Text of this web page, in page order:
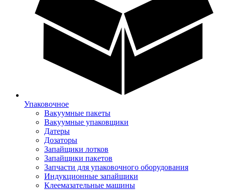
Упаковочное
Вакуумные пакеты
Вакуумные упаковщики
Датеры
Дозаторы
Запайщики лотков
Запайщики пакетов
Запчасти для упаковочного оборудования
Индукционные запайщики
Клеемазательные машины